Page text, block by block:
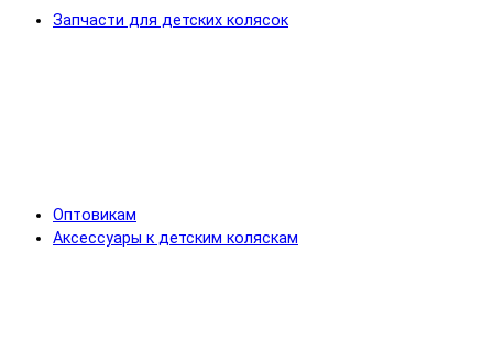
Запчасти для детских колясок
Оптовикам
Аксессуары к детским коляскам